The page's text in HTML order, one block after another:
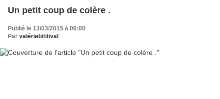
Un petit coup de colère .
Publié le 13/03/2015 à 06:00
Par valérieb/titival